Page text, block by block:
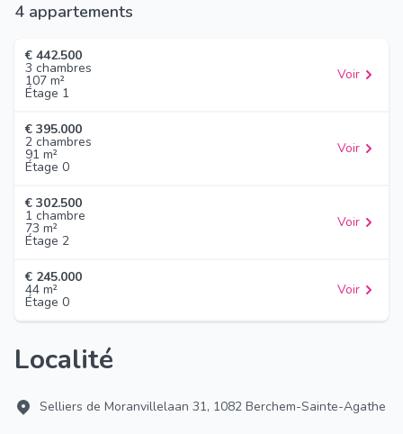
4 appartements
€ 442.500
3 chambres
107 m²
Étage 1
Voir
€ 395.000
2 chambres
91 m²
Étage 0
Voir
€ 302.500
1 chambre
73 m²
Étage 2
Voir
€ 245.000
44 m²
Étage 0
Voir
Localité
Selliers de Moranvillelaan 31, 1082 Berchem-Sainte-Agathe